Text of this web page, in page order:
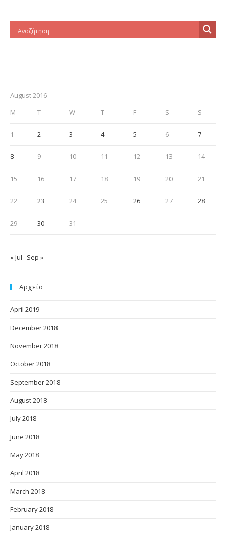
August 2016
M
T W T F S S
1 2 3 4 5 6 7
8 9 10 11 12 13 14
15 16 17 18 19 20 21
22 23 24 25 26 27 28
29 30 31
« Jul Sep »
Αρχείο
April 2019
December 2018
November 2018
October 2018
September 2018
August 2018
July 2018
June 2018
May 2018
April 2018
March 2018
February 2018
January 2018